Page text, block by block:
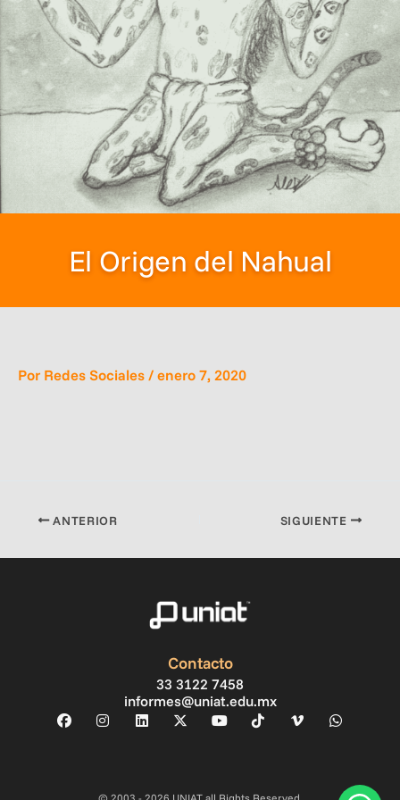
El Origen del Nahual
Por Redes Sociales / enero 7, 2020
ANTERIOR SIGUIENTE
Contacto
33 3122 7458
informes@uniat.edu.mx